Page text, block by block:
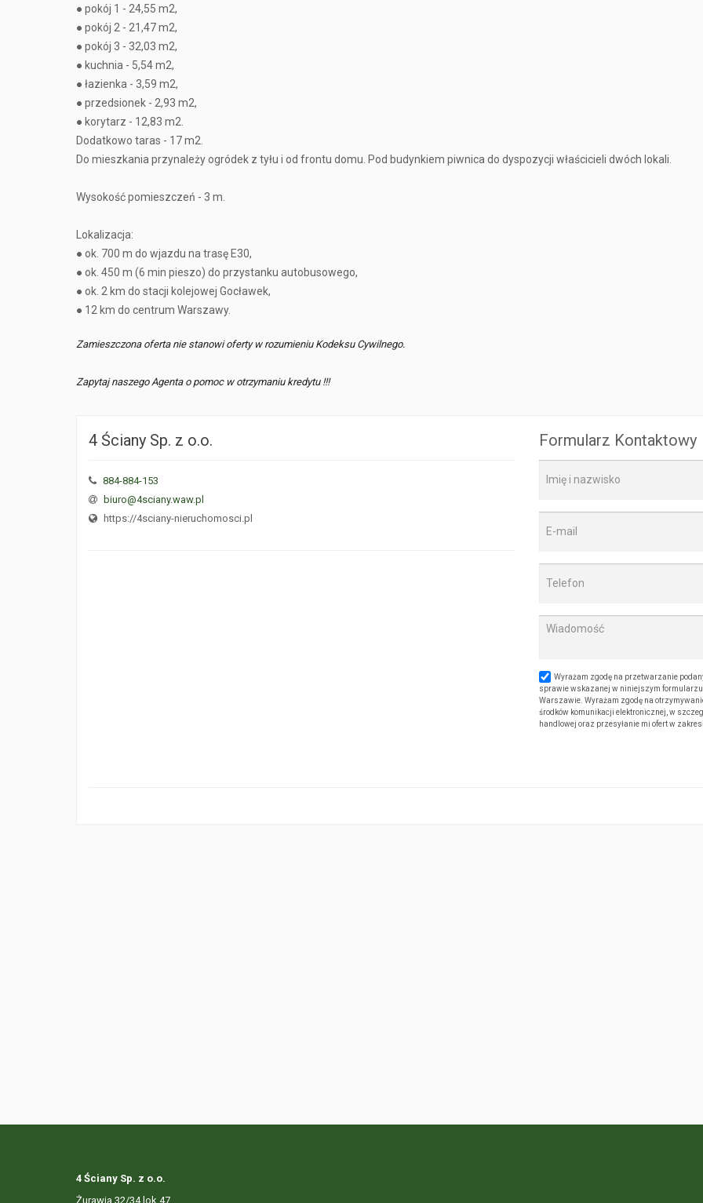
● pokój 1 - 24,55 m2,
● pokój 2 - 21,47 m2,
● pokój 3 - 32,03 m2,
● kuchnia - 5,54 m2,
● łazienka - 3,59 m2,
● przedsionek - 2,93 m2,
● korytarz - 12,83 m2.
Dodatkowo taras - 17 m2.
Do mieszkania przynależy ogródek z tyłu i od frontu domu. Pod budynkiem piwnica do dyspozycji właścicieli dwóch lokali.
Wysokość pomieszczeń - 3 m.
Lokalizacja:
● ok. 700 m do wjazdu na trasę E30,
● ok. 450 m (6 min pieszo) do przystanku autobusowego,
● ok. 2 km do stacji kolejowej Gocławek,
● 12 km do centrum Warszawy.
Zamieszczona oferta nie stanowi oferty w rozumieniu Kodeksu Cywilnego.
Zapytaj naszego Agenta o pomoc w otrzymaniu kredytu !!!
4 Ściany Sp. z o.o.
884-884-153
biuro@4sciany.waw.pl
https://4sciany-nieruchomosci.pl
Formularz Kontaktowy
Wyrażam zgodę na przetwarzanie
sprawie wskazanej w niniejszym
Warszawie. Wyrażam zgodę na
środków komunikacji elektronicznej, w
handlowej oraz przesyłanie mi ofert w
4 Ściany Sp. z o.o.
Żurawia 32/34 lok.47